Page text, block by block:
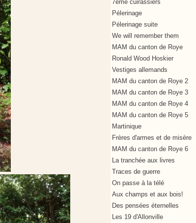
7ème cuirassiers
Pélerinage
Pélerinage suite
We will remember them
MAM du canton de Roye
Ronald Wood Hoskier
Vestiges allemands
MAM du canton de Roye 2
MAM du canton de Roye 3
MAM du canton de Roye 4
MAM du canton de Roye 5
Martinique
Frères d'armes et de misère
MAM du canton de Roye 6
La tranchée aux livres
Traces de guerre
On passe à la télé
Aux champs et aux bois!
Des pensées éternelles
Les 19 d'Allonville